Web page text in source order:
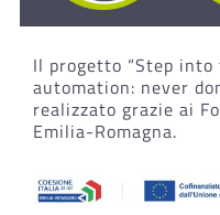
Il progetto “Step
automation: never
realizzato grazie ai
Emilia-Romagna.